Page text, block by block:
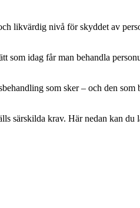
likvärdig nivå för skyddet av
idag får man behandla
som sker – och den
särskilda krav. Här nedan kan du